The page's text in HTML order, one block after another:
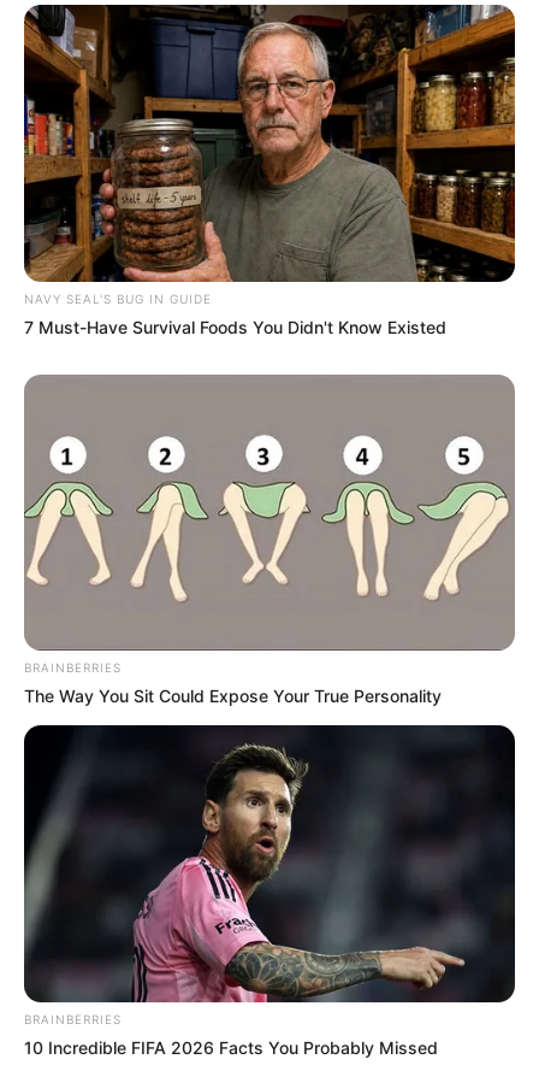
NAVY SEAL'S BUG IN GUIDE
7 Must-Have Survival Foods You Didn't Know Existed
BRAINBERRIES
The Way You Sit Could Expose Your True Personality
BRAINBERRIES
10 Incredible FIFA 2026 Facts You Probably Missed